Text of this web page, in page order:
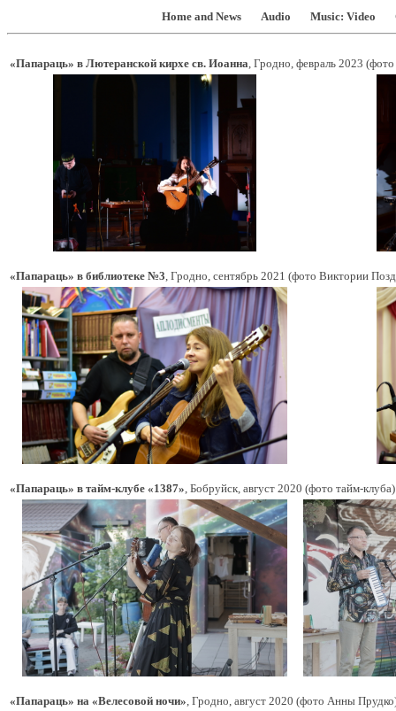
Home and News Audio Music: Video
«Папараць» в Лютеранской кирхе св. Иоанна, Гродно, февраль 2023
«Папараць» в библиотеке №3, Гродно, сентябрь 2021 (фото Виктории
«Папараць» в тайм-клубе «1387», Бобруйск, август 2020 (фото тайм-клуба)
«Папараць» на «Велесовой ночи», Гродно, август 2020 (фото Анны